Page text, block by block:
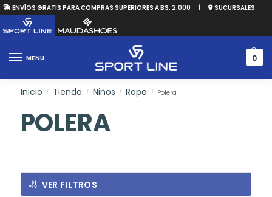
ENVÍOS GRATIS PARA COMPRAS SUPERIORES A BS. 2.000 | SUCURSALES
MENU 0
Inicio / Tienda / Niños / Ropa / Polera
POLERA
VER FILTROS